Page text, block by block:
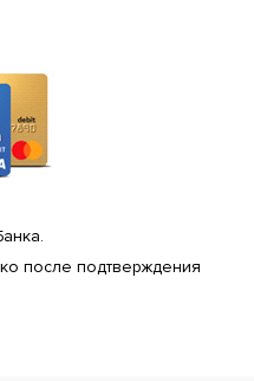
после подтверждения